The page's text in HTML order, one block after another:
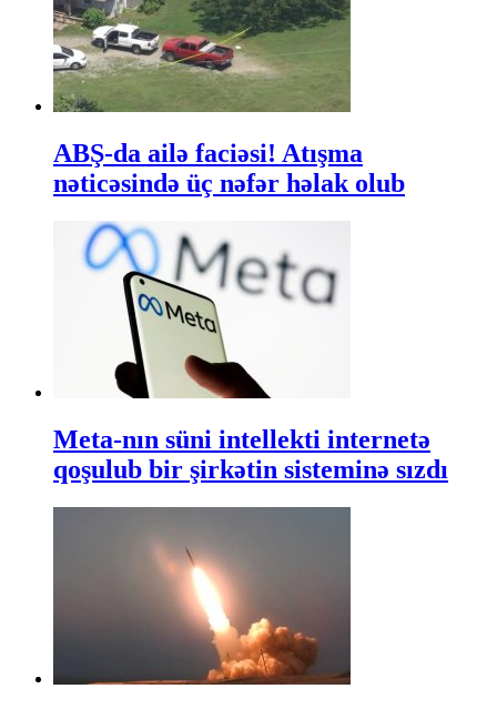
ABŞ-da ailə faciəsi! Atışma
nəticəsində üç nəfər həlak olub
Meta-nın süni intellekti internetə
qoşulub bir şirkətin sisteminə sızdı